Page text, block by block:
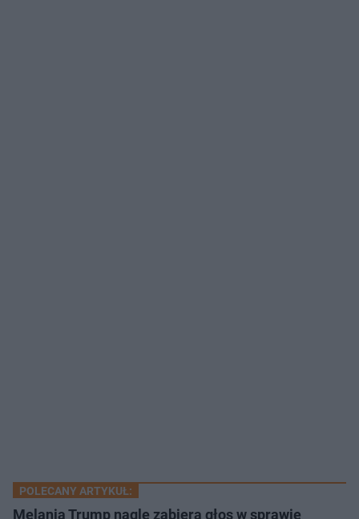
POLECANY ARTYKUŁ:
Melania Trump nagle zabiera głos w sprawie